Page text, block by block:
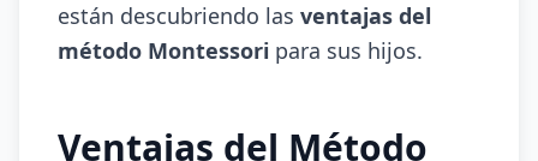
están descubriendo las ventajas del
método Montessori para sus hijos.
Ventajas del Método